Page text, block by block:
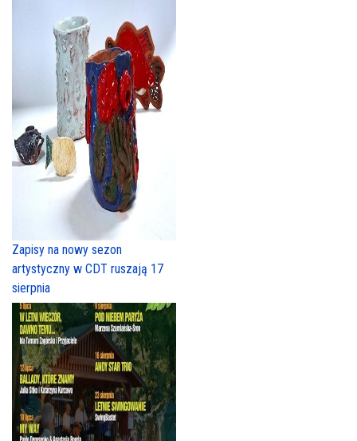
Zapisy na nowy sezon
artystyczny w CDT ruszają 17
sierpnia